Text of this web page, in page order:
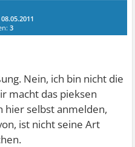
08.05.2011
3
Nein, ich bin nicht die
macht das pieksen
hier selbst anmelden,
ist nicht seine Art